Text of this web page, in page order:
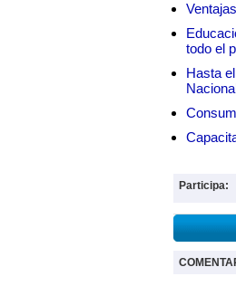
todo el
Hasta
Participa: